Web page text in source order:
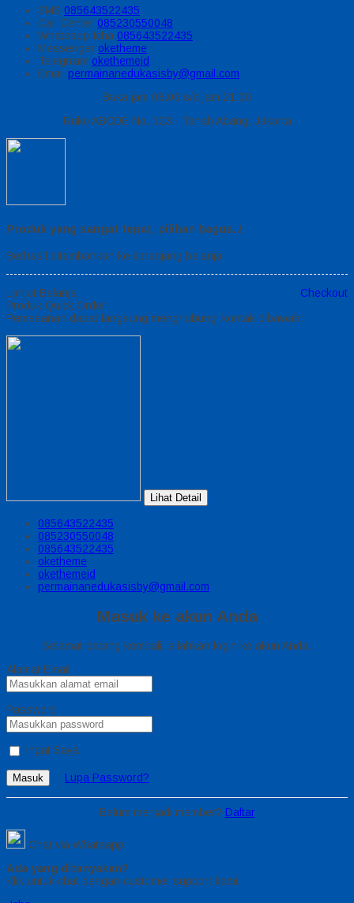
SMS 085643522435
Call Center 085230550048
Whatsapp Icha 085643522435
Messenger oketheme
Telegrram okethemeid
Email permainanedukasisby@gmail.com
Buka jam 08.00 s/d jam 21.00
Ruko ABCDE No. 123 - Tanah Abang, Jakarta
Produk yang sangat tepat, pilihan bagus..!
Berhasil ditambahkan ke keranjang belanja
Lanjut Belanja
Checkout
Produk Quick Order
Pemesanan dapat langsung menghubungi kontak dibawah:
Lihat Detail
085643522435
085230550048
085643522435
oketheme
okethemeid
permainanedukasisby@gmail.com
Masuk ke akun Anda
Selamat datang kembali, silahkan login ke akun Anda.
Alamat Email
Password
Ingat Saya
Masuk Lupa Password?
Belum menjadi member? Daftar
Chat via Whatsapp
Ada yang ditanyakan?
Klik untuk chat dengan customer support kami